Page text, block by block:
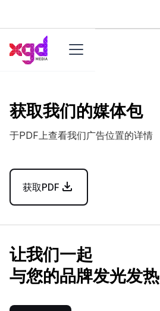
获取我们的媒体包
于PDF上查看我们广告位置的详情
获取PDF
让我们一起
与您的品牌发光发热